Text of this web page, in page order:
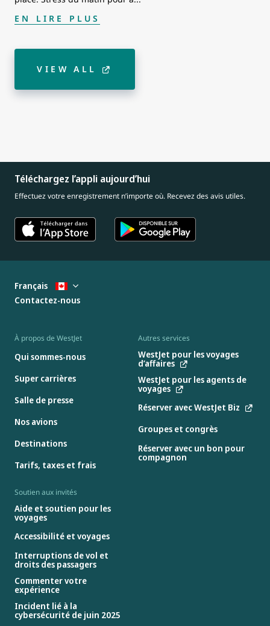
EN LIRE PLUS
VIEW ALL
Téléchargez l’appli aujourd’hui
Effectuez votre enregistrement n’importe où. Recevez des avis utiles.
À propos de WestJet
Qui sommes-nous
Super carrières
Salle de presse
Nos avions
Destinations
Tarifs, taxes et frais
Autres services
WestJet pour les voyages
d’affaires
WestJet pour les agents de
voyages
Réserver avec WestJet Biz
Groupes et congrès
Réserver avec un bon pour
compagnon
Soutien aux invités
Aide et soutien pour les
voyages
Accessibilité et voyages
Interruptions de vol et
droits des passagers
Commenter votre
expérience
Incident lié à la
cybersécurité de juin 2025
Français
Contactez-nous